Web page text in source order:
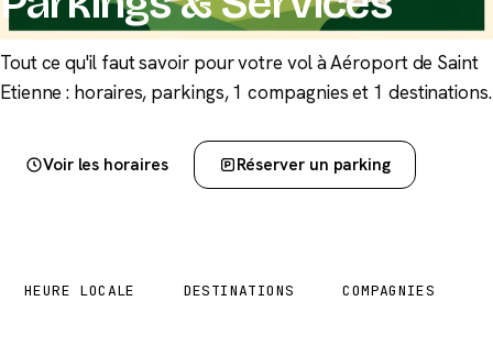
Tout ce qu'il faut savoir pour votre vol à Aéroport de Saint
Etienne : horaires, parkings, 1 compagnies et 1 destinations.
Voir les horaires Réserver un parking
HEURE LOCALE DESTINATIONS COMPAGNIES